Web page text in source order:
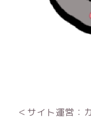
＜サイト運営：